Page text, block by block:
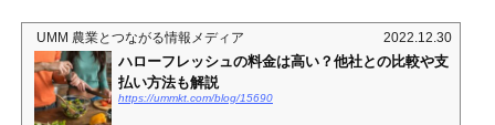
UMM 農業とつながる情報メディア 2022.12.30
ハローフレッシュの料金は高い？他社との比較や支
払い方法も解説
https://ummkt.com/blog/15690